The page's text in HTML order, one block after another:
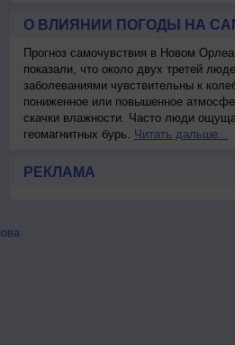
О ВЛИЯНИИ ПОГОДЫ НА
Прогноз самочувствия в Новом
показали, что около двух третей
заболеваниями чувствительны к
пониженное или повышенное
скачки влажности. Часто люди
геомагнитных бурь. Читать дальше...
РЕКЛАМА